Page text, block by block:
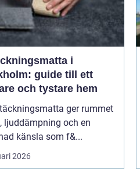
i
guide till ett
och tystare hem
ger rummet
ljuddämpning och en
känsla som f&...
2026